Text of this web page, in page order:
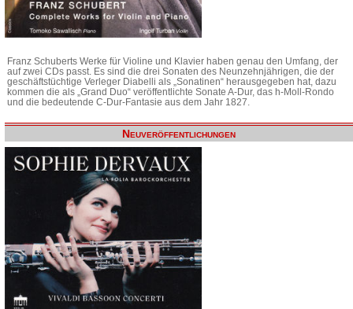
Franz Schuberts Werke für Violine und Klavier haben genau den Umfang, der
auf zwei CDs passt. Es sind die drei Sonaten des Neunzehnjährigen, die der
geschäftstüchtige Verleger Diabelli als „Sonatinen“ herausgegeben hat, dazu
kommen die als „Grand Duo“ veröffentlichte Sonate A-Dur, das h-Moll-Rondo
und die bedeutende C-Dur-Fantasie aus dem Jahr 1827.
Neuveröffentlichungen